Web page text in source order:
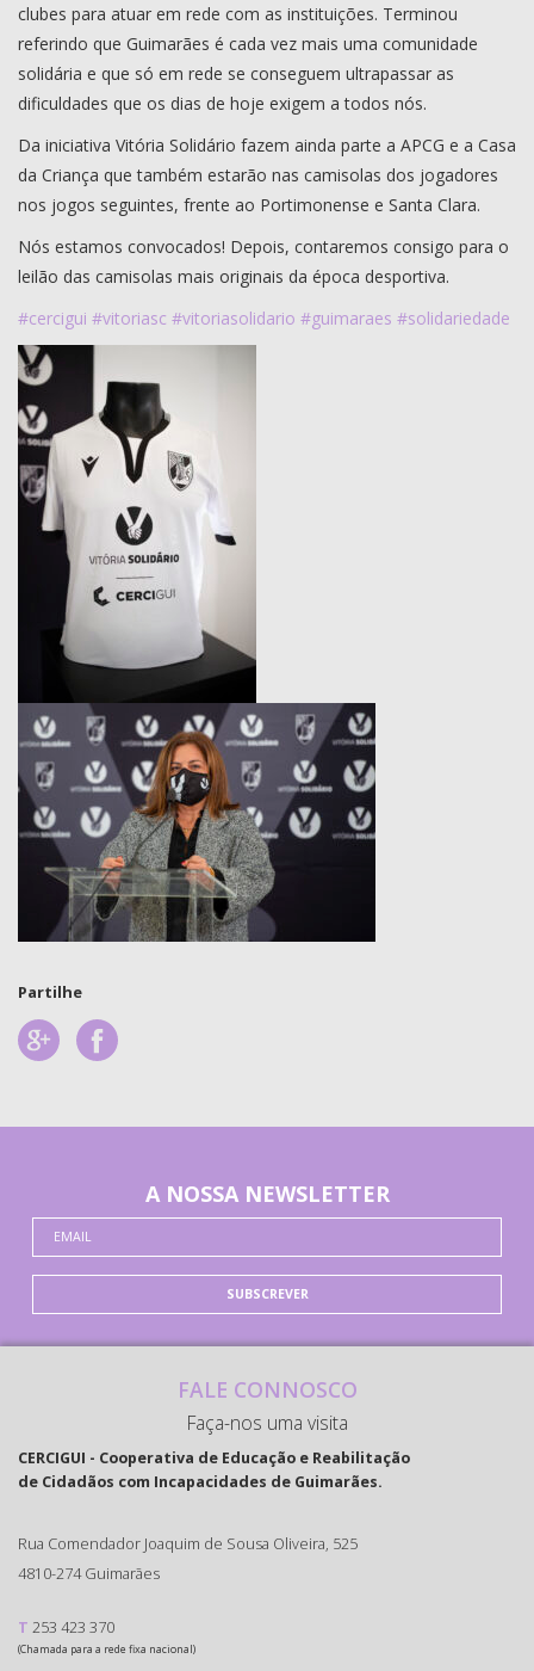
clubes para atuar em rede com as instituições. Terminou
referindo que Guimarães é cada vez mais uma comunidade
solidária e que só em rede se conseguem ultrapassar as
dificuldades que os dias de hoje exigem a todos nós.
Da iniciativa Vitória Solidário fazem ainda parte a APCG e a Casa
da Criança que também estarão nas camisolas dos jogadores
nos jogos seguintes, frente ao Portimonense e Santa Clara.
Nós estamos convocados! Depois, contaremos consigo para o
leilão das camisolas mais originais da época desportiva.
#cercigui #vitoriasc #vitoriasolidario #guimaraes #solidariedade
Partilhe
A NOSSA NEWSLETTER
SUBSCREVER
FALE CONNOSCO
Faça-nos uma visita
CERCIGUI - Cooperativa de Educação e Reabilitação
de Cidadãos com Incapacidades de Guimarães.
Rua Comendador Joaquim de Sousa Oliveira, 525
4810-274 Guimarães
T 253 423 370
(Chamada para a rede fixa nacional)